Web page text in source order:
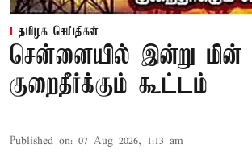
தமிழக செய்திகள்
சென்னையில் இன்று மின்
குறைதீர்க்கும் கூட்டம்
Published on: 07 Aug 2026, 1:13 am